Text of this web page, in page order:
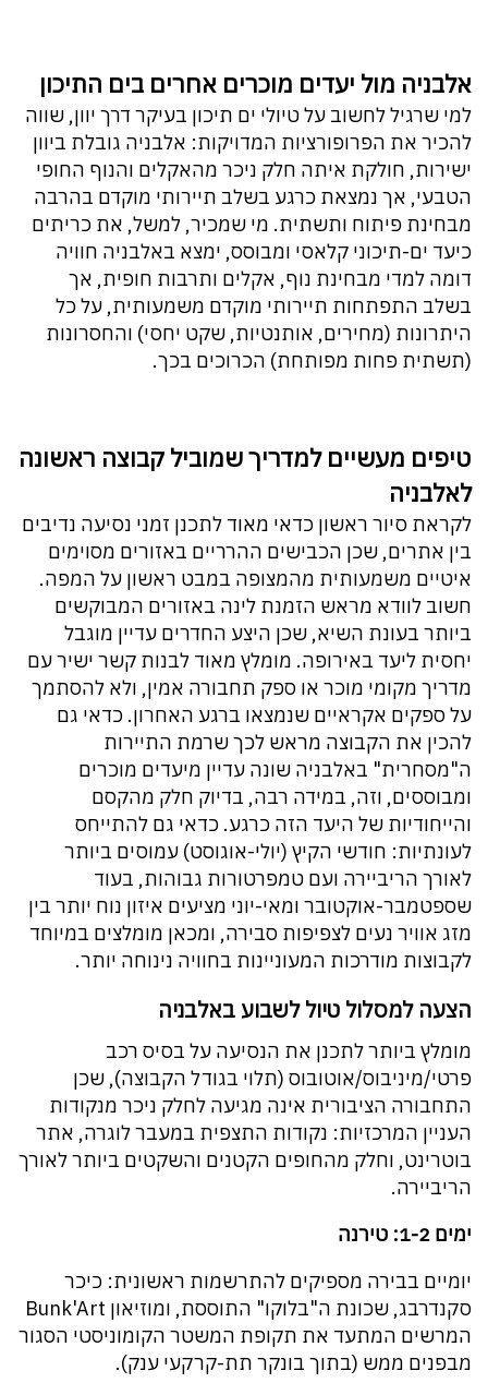
אלבניה מול יעדים מוכרים אחרים בים התיכון
למי שרגיל לחשוב על טיולי ים תיכון בעיקר דרך יוון, שווה
להכיר את הפרופורציות המדויקות: אלבניה גובלת ביוון
ישירות, חולקת איתה חלק ניכר מהאקלים והנוף החופי
הטבעי, אך נמצאת כרגע בשלב תיירותי מוקדם בהרבה
מבחינת פיתוח ותשתית. מי שמכיר, למשל, את כריתים
כיעד ים-תיכוני קלאסי ומבוסס, ימצא באלבניה חוויה
דומה למדי מבחינת נוף, אקלים ותרבות חופית, אך
בשלב התפתחות תיירותי מוקדם משמעותית, על כל
היתרונות (מחירים, אותנטיות, שקט יחסי) והחסרונות
(תשתית פחות מפותחת) הכרוכים בכך.
טיפים מעשיים למדריך שמוביל קבוצה ראשונה
לאלבניה
לקראת סיור ראשון כדאי מאוד לתכנן זמני נסיעה נדיבים
בין אתרים, שכן הכבישים ההרריים באזורים מסוימים
איטיים משמעותית מהמצופה במבט ראשון על המפה.
חשוב לוודא מראש הזמנת לינה באזורים המבוקשים
ביותר בעונת השיא, שכן היצע החדרים עדיין מוגבל
יחסית ליעד באירופה. מומלץ מאוד לבנות קשר ישיר עם
מדריך מקומי מוכר או ספק תחבורה אמין, ולא להסתמך
על ספקים אקראיים שנמצאו ברגע האחרון. כדאי גם
להכין את הקבוצה מראש לכך שרמת התיירות
ה"מסחרית" באלבניה שונה עדיין מיעדים מוכרים
ומבוססים, וזה, במידה רבה, בדיוק חלק מהקסם
והייחודיות של היעד הזה כרגע. כדאי גם להתייחס
לעונתיות: חודשי הקיץ (יולי-אוגוסט) עמוסים ביותר
לאורך הריביירה ועם טמפרטורות גבוהות, בעוד
שספטמבר-אוקטובר ומאי-יוני מציעים איזון נוח יותר בין
מזג אוויר נעים לצפיפות סבירה, ומכאן מומלצים במיוחד
לקבוצות מודרכות המעוניינות בחוויה נינוחה יותר.
הצעה למסלול טיול לשבוע באלבניה
מומלץ ביותר לתכנן את הנסיעה על בסיס רכב
פרטי/מיניבוס/אוטובוס (תלוי בגודל הקבוצה), שכן
התחבורה הציבורית אינה מגיעה לחלק ניכר מנקודות
העניין המרכזיות: נקודות התצפית במעבר לוגרה, אתר
בוטרינט, וחלק מהחופים הקטנים והשקטים ביותר לאורך
הריביירה.
ימים 1-2: טירנה
יומיים בבירה מספיקים להתרשמות ראשונית: כיכר
סקנדרבג, שכונת ה"בלוקו" התוססת, ומוזיאון Bunk'Art
המרשים המתעד את תקופת המשטר הקומוניסטי הסגור
מבפנים ממש (בתוך בונקר תת-קרקעי ענק).